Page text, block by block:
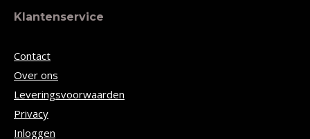
Klantenservice
Contact
Over ons
Leveringsvoorwaarden
Privacy
Inloggen